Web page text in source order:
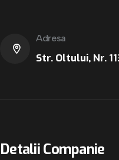
Adresa
Str. Oltului, Nr.
Detalii Companie